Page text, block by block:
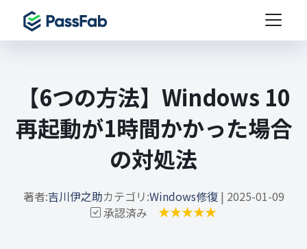
【6つの方法】Windows 10
再起動が1時間かかった場合
の対処法
著者:吉川伊之助カテゴリ:Windows修復| 2025-01-09
承認済み